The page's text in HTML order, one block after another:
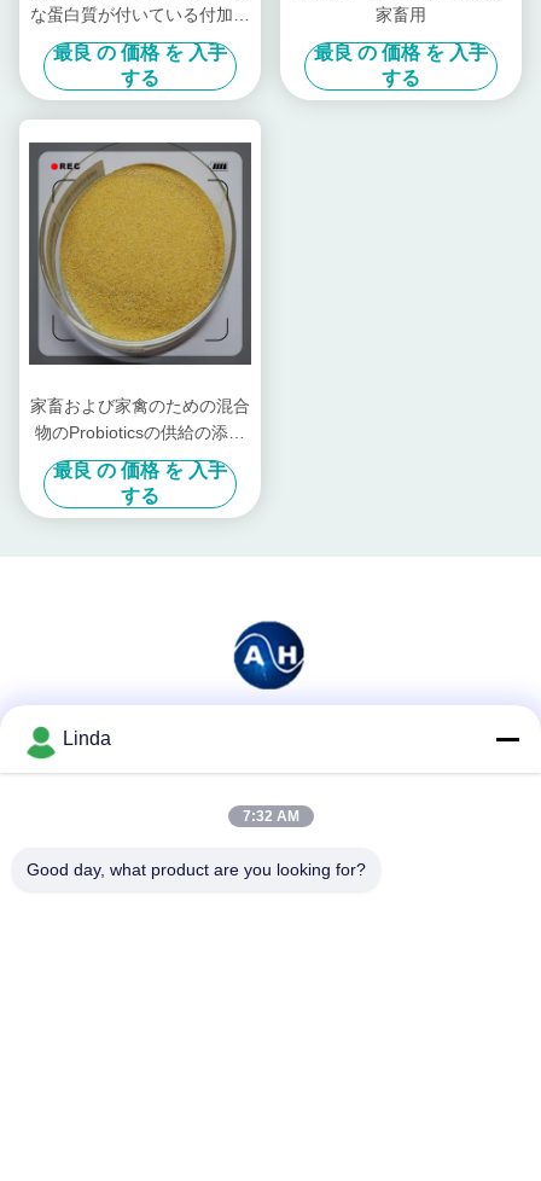
な蛋白質が付いている付加的
なキレート環を作られた
Proteinate亜鉛Znの粉
最良 の 価格 を 入手
する
家畜用
最良 の 価格 を 入手
する
家畜および家禽のための混合
物のProbioticsの供給の添加
物
最良 の 価格 を 入手
する
迅速な連絡
Linda
7:32 AM
Good day, what product are you looking for?